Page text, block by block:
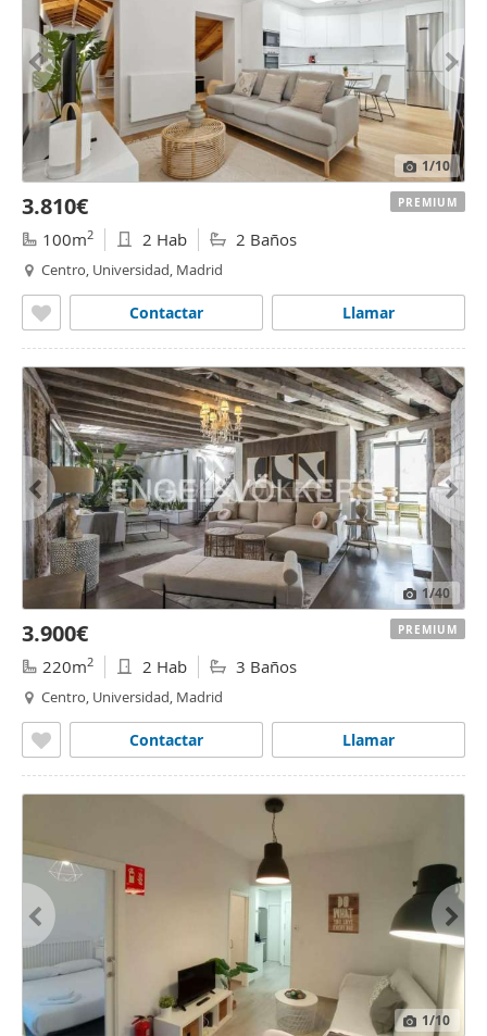
1/10
3.810€
100m2 2 Hab 2 Baños
Centro, Universidad, Madrid
Llamar
Contactar
PREMIUM
1/40
3.900€
220m2 2 Hab 3 Baños
Centro, Universidad, Madrid
Llamar
Contactar
PREMIUM
1/10